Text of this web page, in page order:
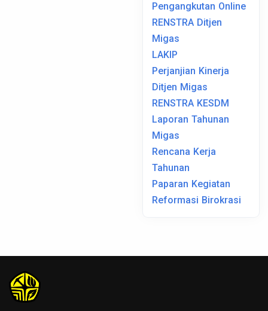
Pengangkutan Online
RENSTRA Ditjen
Migas
LAKIP
Perjanjian Kinerja
Ditjen Migas
RENSTRA KESDM
Laporan Tahunan
Migas
Rencana Kerja
Tahunan
Paparan Kegiatan
Reformasi Birokrasi